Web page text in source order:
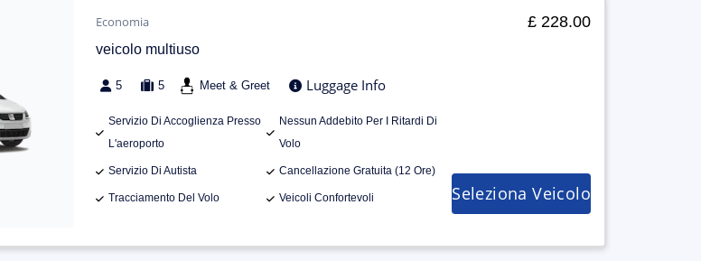
Economia
veicolo multiuso
5 5 Meet & Greet Luggage Info
Servizio Di Accoglienza Presso
L'aeroporto
Nessun Addebito Per I Ritardi Di
Volo
Servizio Di Autista Cancellazione Gratuita (12 Ore)
Tracciamento Del Volo Veicoli Confortevoli
£ 228.00
Seleziona Veicolo